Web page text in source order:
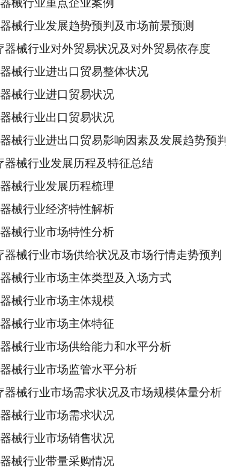
械行业重点企业案例
械行业发展趋势预判及市场前景预测
器械行业对外贸易状况及对外贸易依存度
械行业进出口贸易整体状况
械行业进口贸易状况
械行业出口贸易状况
械行业进出口贸易影响因素及发展趋势预判
器械行业发展历程及特征总结
械行业发展历程梳理
械行业经济特性解析
械行业市场特性分析
器械行业市场供给状况及市场行情走势预判
械行业市场主体类型及入场方式
械行业市场主体规模
械行业市场主体特征
械行业市场供给能力和水平分析
械行业市场监管水平分析
器械行业市场需求状况及市场规模体量分析
械行业市场需求状况
械行业市场销售状况
械行业带量采购情况